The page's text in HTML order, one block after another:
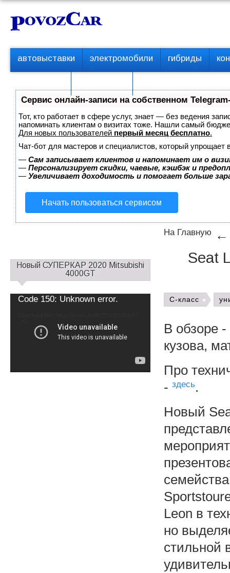
Перейти
контенту
р
о
е
м
е
ю
автовыставки электромобили гибриды
Сервис онлайн-записи на собственном
Тот, кто работает в сфере услуг, знает — без ведения
напоминать клиентам о визитах тоже. Нашли самый
Для новых пользователей первый месяц бесплатно.
Чат-бот для мастеров и специалистов, который упрощает
— Сам записывает клиентов и напоминает им о
— Персонализирует скидки, чаевые, кэшбэк и
— Увеличивает доходимость и помогает больше
Начать пользоваться сервисом
На Главную
Seat
C-класс
В обзоре
кузова,
Про
- здесь.
Новый
Leon в
но
стильной
С
д
Новый СУПЕРКАР 2020 Mitsubishi
4000GT
Video
Code 150: Unknown error.